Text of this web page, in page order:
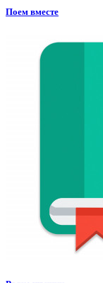
Поем вместе